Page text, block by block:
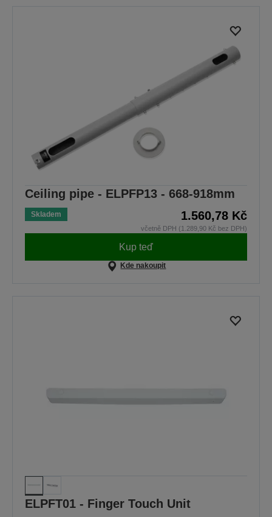
Ceiling pipe - ELPFP13 - 668-918mm
Skladem 1.560,78 Kč
včetně DPH (1.289,90 Kč bez DPH)
Kup teď
Kde nakoupit
ELPFT01 - Finger Touch Unit